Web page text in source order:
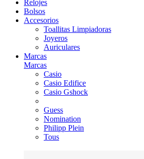
Relojes
Bolsos
Accesorios
Toallitas Limpiadoras
Joyeros
Auriculares
Marcas
Marcas
Casio
Casio Edifice
Casio Gshock
Guess
Nomination
Philipp Plein
Tous